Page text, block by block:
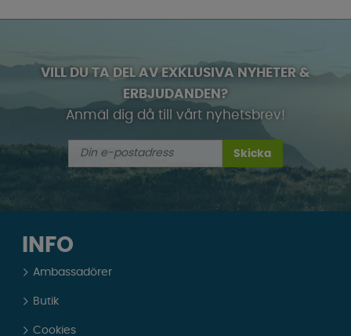
VILL DU TA DEL AV EXKLUSIVA NYHETER &
ERBJUDANDEN?
Anmäl dig då till vårt nyhetsbrev!
Skicka
INFO
Ambassadörer
Butik
Cookies